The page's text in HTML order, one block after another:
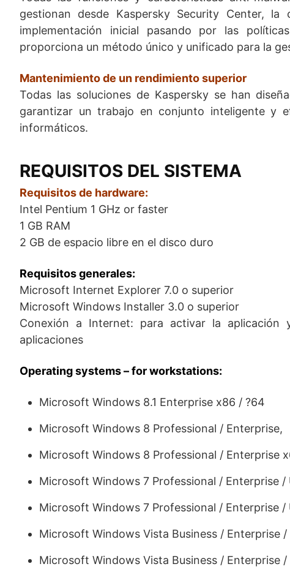
gestionan desde Kaspersky Security Center,
implementación inicial pasando por las
proporciona un método único y unificado para la
Mantenimiento de un rendimiento superior
Todas las soluciones de Kaspersky se han
garantizar un trabajo en conjunto inteligente y
informáticos.
REQUISITOS DEL SISTEMA
Requisitos de hardware:
Intel Pentium 1 GHz or faster
1 GB RAM
2 GB de espacio libre en el disco duro
Requisitos generales:
Microsoft Internet Explorer 7.0 o superior
Microsoft Windows Installer 3.0 o superior
Conexión a Internet: para activar la
aplicaciones
Operating systems – for workstations:
Microsoft Windows 8.1 Enterprise x86 / ?64
Microsoft Windows 8 Professional / Enterprise,
Microsoft Windows 8 Professional / Enterprise
Microsoft Windows 7 Professional / Enterprise /
Microsoft Windows 7 Professional / Enterprise
Microsoft Windows Vista Business / Enterprise /
Microsoft Windows Vista Business / Enterprise